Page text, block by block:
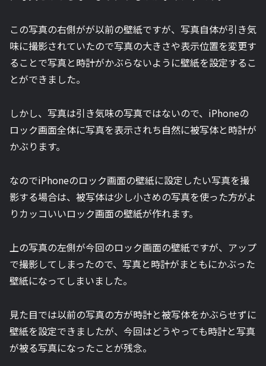
この写真の右側がが以前の壁紙ですが、写真自体が引き気
味に撮影されていたので写真の大きさや表示位置を変更す
ることで写真と時計がかぶらないように壁紙を設定するこ
とができました。
しかし、写真は引き気味の写真ではないので、iPhoneの
ロック画面全体に写真を表示されち自然に被写体と時計が
かぶります。
なのでiPhoneのロック画面の壁紙に設定したい写真を撮
影する場合は、被写体は少し小さめの写真を使った方がよ
りカッコいいロック画面の壁紙が作れます。
上の写真の左側が今回のロック画面の壁紙ですが、アップ
で撮影してしまったので、写真と時計がまともにかぶった
壁紙になってしまいました。
見た目では以前の写真の方が時計と被写体をかぶらせずに
壁紙を設定できましたが、今回はどうやっても時計と写真
が被る写真になったことが残念。